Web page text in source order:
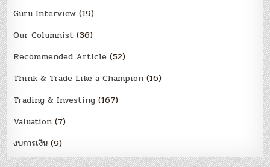
Guru Interview (19)
Our Columnist (36)
Recommended Article (52)
Think & Trade Like a Champion (16)
Trading & Investing (167)
Valuation (7)
งบการเงิน (9)